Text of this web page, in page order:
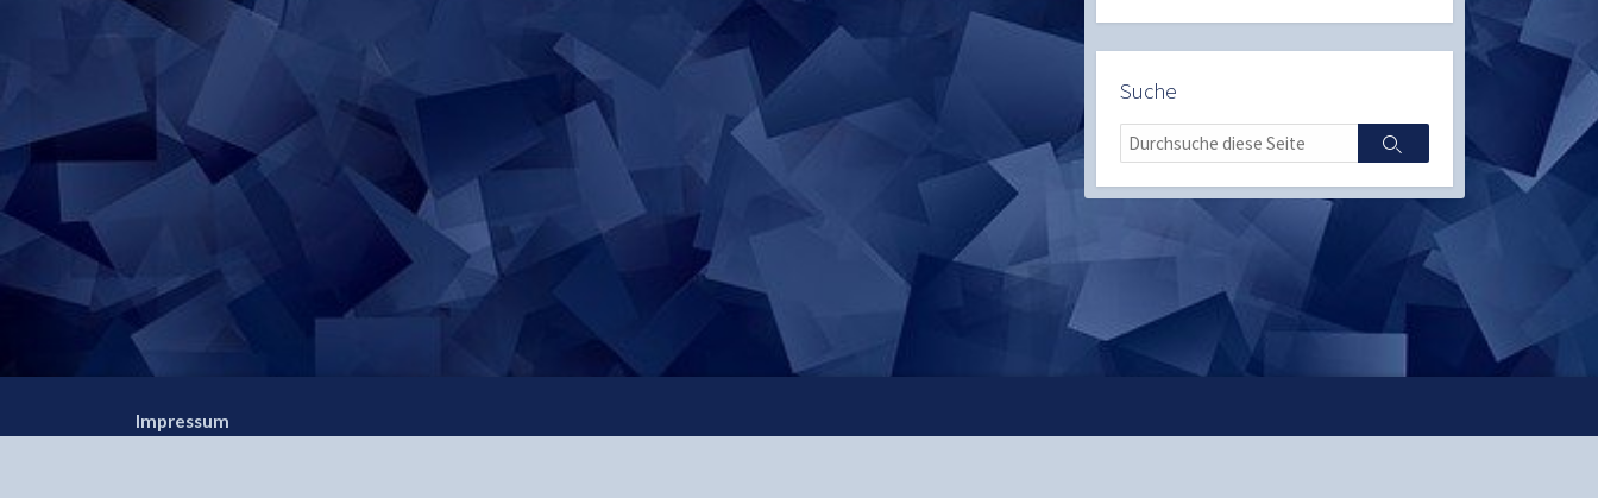
Suche
Search
Search
Impressum